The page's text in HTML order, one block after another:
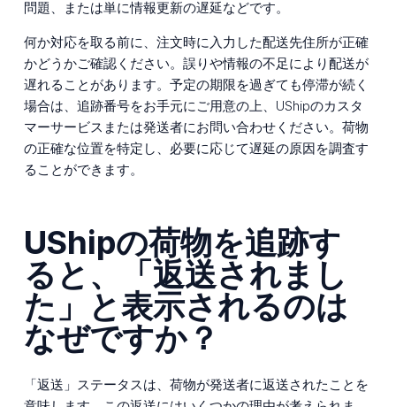
問題、または単に情報更新の遅延などです。
何か対応を取る前に、注文時に入力した配送先住所が正確
かどうかご確認ください。誤りや情報の不足により配送が
遅れることがあります。予定の期限を過ぎても停滞が続く
場合は、追跡番号をお手元にご用意の上、UShipのカスタ
マーサービスまたは発送者にお問い合わせください。荷物
の正確な位置を特定し、必要に応じて遅延の原因を調査す
ることができます。
UShipの荷物を追跡す
ると、「返送されまし
た」と表示されるのは
なぜですか？
「返送」ステータスは、荷物が発送者に返送されたことを